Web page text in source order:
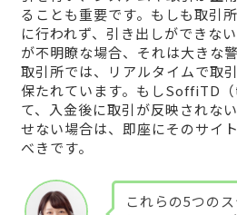
ることも重要です。もしも取引
に行われず、引き出しができな
が不明瞭な場合、それは大きな
取引所では、リアルタイムで取
保たれています。もしSoffiTD
て、入金後に取引が反映されな
せない場合は、即座にそのサイ
べきです。
これらの5つの